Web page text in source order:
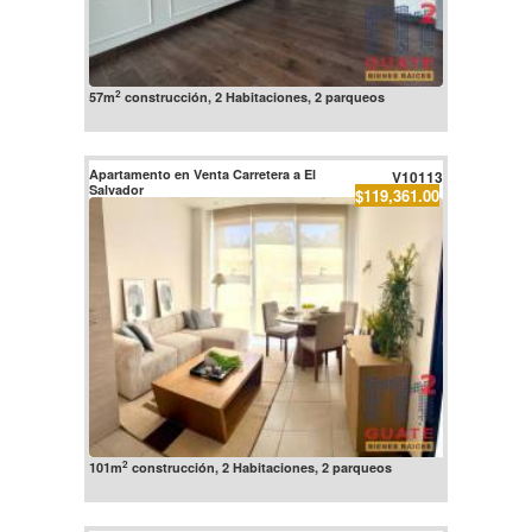
57m2construcción, 2 Habitaciones, 2 parqueos
Apartamento en Venta Carretera a El
Salvador
V10113
$119,361.00
101m2construcción, 2 Habitaciones, 2 parqueos